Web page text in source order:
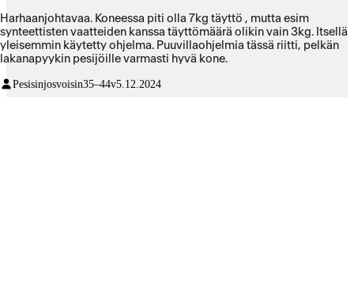
Harhaanjohtavaa. Koneessa piti olla 7kg täyttö , mutta esim
synteettisten vaatteiden kanssa täyttömäärä olikin vain 3kg. Itsellä
yleisemmin käytetty ohjelma. Puuvillaohjelmia tässä riitti, pelkän
lakanapyykin pesijöille varmasti hyvä kone.
Pesisinjosvoisin35–44v5.12.2024